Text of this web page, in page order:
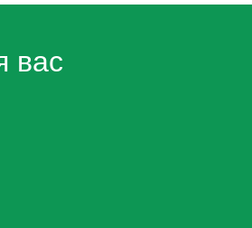
вас